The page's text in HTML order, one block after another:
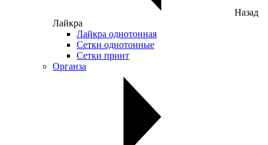
Назад
Лайкра
Лайкра однотонная
Сетки однотонные
Сетки принт
Органза